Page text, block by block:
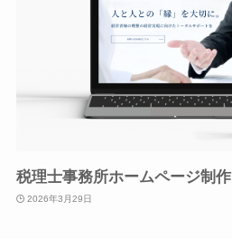
税理士事務所ホームページ制作
2026年3月29日